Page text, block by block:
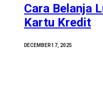
Cara Belanja
Kartu Kredit
DECEMBER 17, 2025